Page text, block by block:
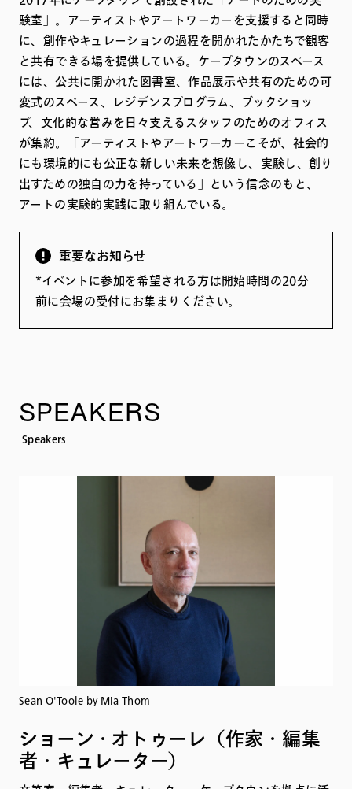
験室」。アーティストやアートワーカーを支援すると同時
に、創作やキュレーションの過程を開かれたかたちで観客
と共有できる場を提供している。ケープタウンのスペース
には、公共に開かれた図書室、作品展示や共有のための可
変式のスペース、レジデンスプログラム、ブックショッ
プ、文化的な営みを日々支えるスタッフのためのオフィス
が集約。「アーティストやアートワーカーこそが、社会的
にも環境的にも公正な新しい未来を想像し、実験し、創り
出すための独自の力を持っている」という信念のもと、
アートの実験的実践に取り組んでいる。
重要なお知らせ
*イベントに参加を希望される方は開始時間の20分
前に会場の受付にお集まりください。
SPEAKERS
Speakers
ショーン・オトゥーレ（作家・編集
者・キュレーター）
Sean O'Toole by Mia Thom